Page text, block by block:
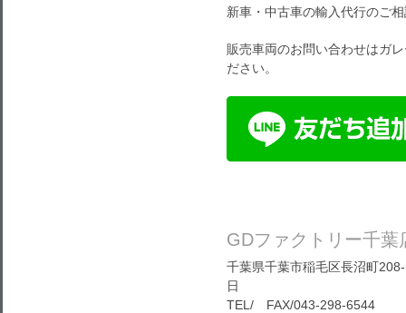
新車・中古車の輸入代行のご
販売車両のお問い合わせはガ
ださい。
GDファクトリー千葉
千葉県千葉市稲毛区長沼町
日
TEL/ FAX/043-298-6544